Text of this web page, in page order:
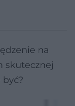
na
skutecznej